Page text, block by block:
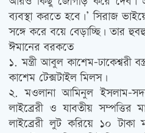
ব্যবস্থা করতে হবে।’ সিরাজ
সঙ্গে করে বয়ে বেড়াচ্ছি। তার
ঈমানের বরকতে
১. মন্ত্রী আবুল কাশেম-ঢাকেশ্বরী
কাশেম টেক্সটাইল মিলস।
২. মওলানা আমিনুল ইসলাম-
লাইব্রেরী ও যাবতীয় সম্পত্তির
লাইব্রেরী লুট করিয়ে ১০